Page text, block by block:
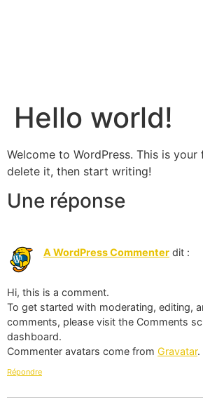
Hello world!
Welcome to WordPress. This is
delete it, then start writing!
Une réponse
A WordPress Commenter dit :
Hi, this is a comment.
To get started with moderating, editing,
comments, please visit the Comments
dashboard.
Commenter avatars come from Gravatar.
Répondre